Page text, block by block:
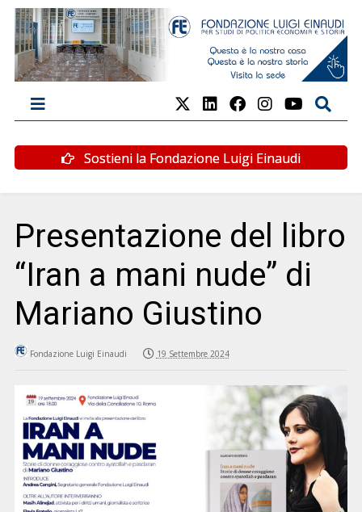
Sostieni la Fondazione Luigi Einaudi
Presentazione del libro
“Iran a mani nude” di
Mariano Giustino
Fondazione Luigi Einaudi 19 Settembre 2024